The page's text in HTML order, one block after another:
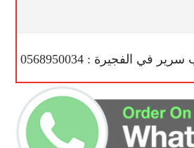
الفجيرة : 0568950034